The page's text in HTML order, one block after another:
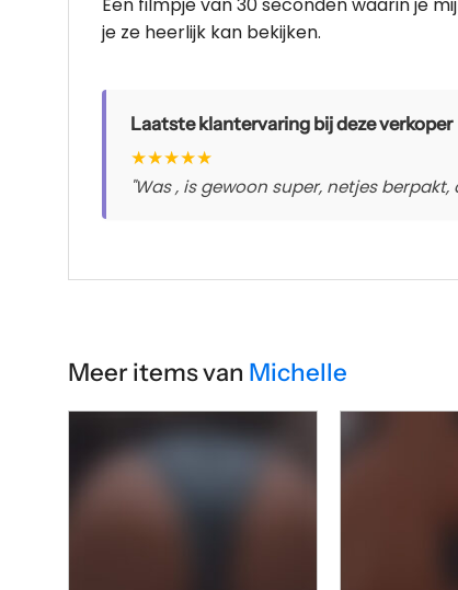
Een filmpje van 30 seconden waarin je
je ze heerlijk kan bekijken.
Laatste klantervaring bij deze verkoper
★★★★★
"Was , is gewoon super, netjes berpakt,
Meer items van Michelle